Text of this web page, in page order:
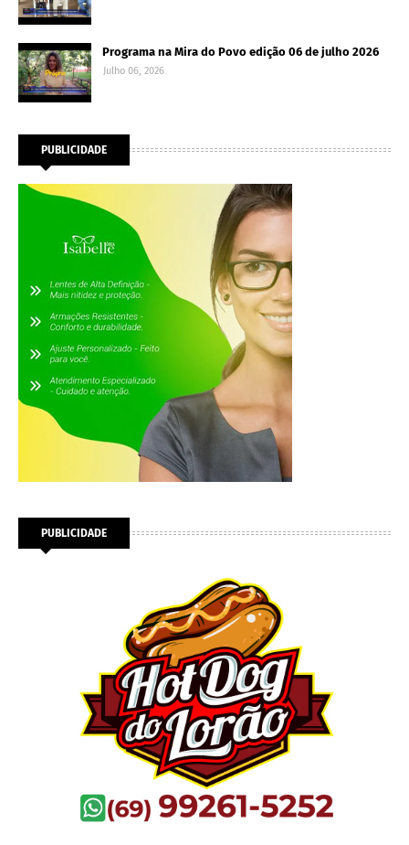
Programa na Mira do Povo edição 06 de julho 2026
Julho 06, 2026
PUBLICIDADE
PUBLICIDADE